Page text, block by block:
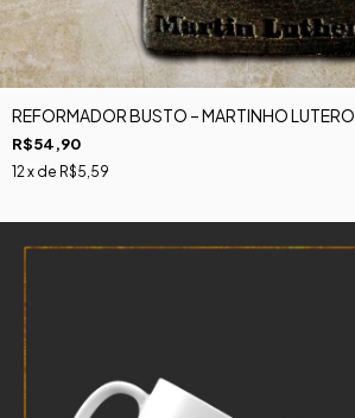
REFORMADOR BUSTO – MARTINHO LUTERO
R$54,90
12x de R$5,59